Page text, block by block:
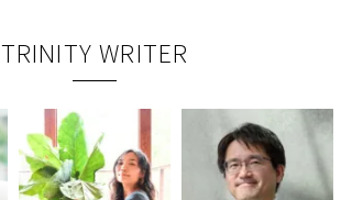
TRINITY WRITER